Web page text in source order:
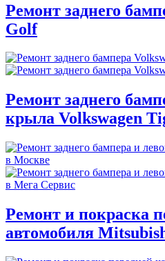
Ремонт заднего
Golf
Ремонт заднего
крыла Volkswagen
Ремонт и покраска
автомобиля